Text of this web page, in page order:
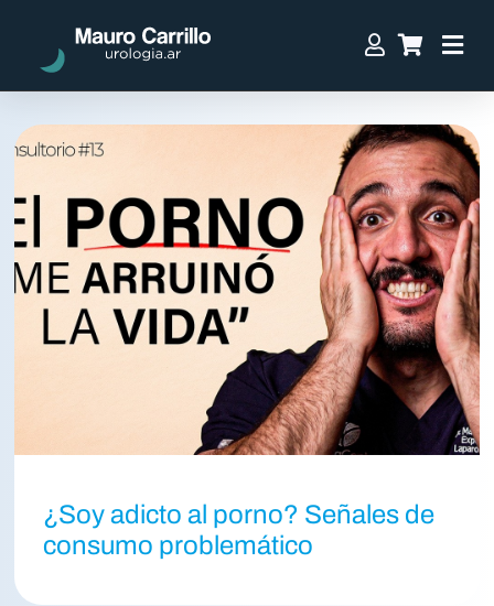
¿Soy adicto al porno? Señales de
consumo problemático